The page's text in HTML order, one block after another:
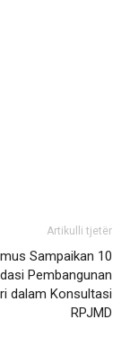
Artikulli tjetër
Sampaikan 10
Pembangunan
dalam Konsultasi
RPJMD